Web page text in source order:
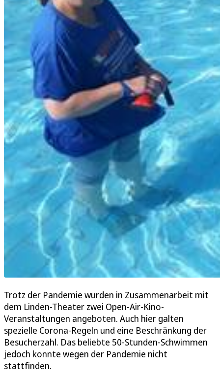
Trotz der Pandemie wurden in Zusammenarbeit mit
dem Linden-Theater zwei Open-Air-Kino-
Veranstaltungen angeboten. Auch hier galten
spezielle Corona-Regeln und eine Beschränkung der
Besucherzahl. Das beliebte 50-Stunden-Schwimmen
jedoch konnte wegen der Pandemie nicht
stattfinden.